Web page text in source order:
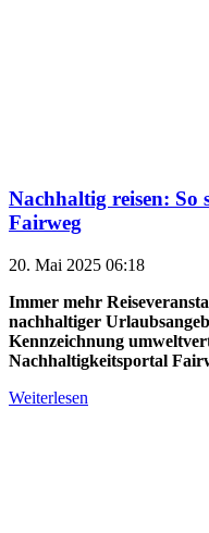
Nachhaltig reisen: So
Fairweg
20. Mai 2025 06:18
Immer mehr
nachhaltiger
Kennzeichnung
Nachhaltigkeitsportal
Weiterlesen